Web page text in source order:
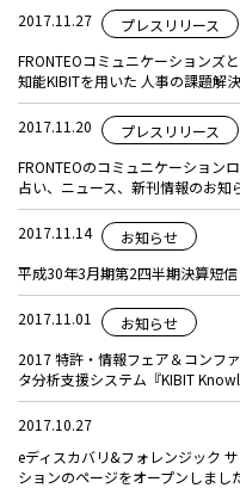
2017.11.27
プレスリリース
FRONTEOコミュニケーションズ
知能KIBITを用いた 人事の課題解
2017.11.20
プレスリリース
FRONTEOのコミュニケーション
占い、ニュース、新刊情報のお知
2017.11.14
お知らせ
平成30年3月期第2四半期決算短
2017.11.01
お知らせ
2017 特許・情報フェア＆コンフ
タ分析支援システム『KIBIT
2017.10.27
eディスカバリ&フォレンジック
ションのページをオープンしまし